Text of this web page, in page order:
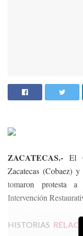
ZACATECAS.- El
Zacatecas (Cobaez)
tomaron protesta
Intervención
HISTORIAS